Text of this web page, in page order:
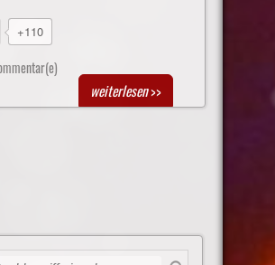
+110
weiterlesen>>